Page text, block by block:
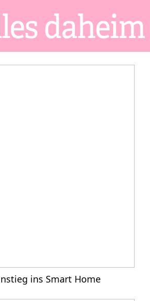
ins Smart Home